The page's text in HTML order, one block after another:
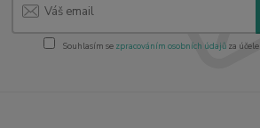
Souhlasím se zpracováním osobních údajůza